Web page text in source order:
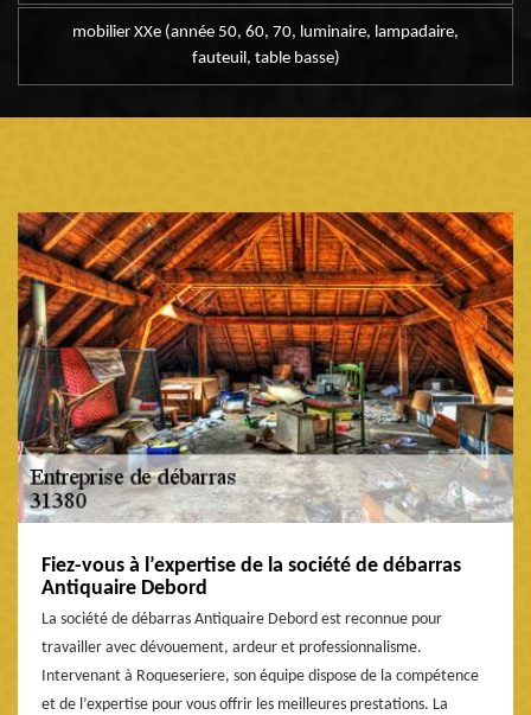
mobilier XXe (année 50, 60, 70, luminaire, lampadaire,
fauteuil, table basse)
Fiez-vous à l’expertise de la société de débarras
Antiquaire Debord
La société de débarras Antiquaire Debord est reconnue pour
travailler avec dévouement, ardeur et professionnalisme.
Intervenant à Roqueseriere, son équipe dispose de la compétence
et de l’expertise pour vous offrir les meilleures prestations. La